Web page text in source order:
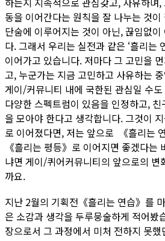
동을 이어간다는 원칙을 잘 나누는 것
단숨에 이루어지는 것이 아닌, 끊임없
다. 그래서 우리는 실전과 같은 ‘흘리는
이어가고 있습니다. 저마다 그 고민을
고, 누군가는 지금 고민하고 사유하는
게이/커뮤니티 내에 국한된 관심일 수
다양한 스펙트럼이 있음을 인정하고,
을 모아야 한다고 생각합니다. 그것이
로 이어졌다면, 저는 앞으로 《흘리는
《흘리는 평등》로 이어지면 좋겠다는
냐면 게이/퀴어커뮤니티의 앞으로의 변
까요.
지난 2월의 기획전《흘리는 연습》를
은 소감과 생각을 두루뭉술하게 적어봤
장으로서 그 과정에서 미처 전하지 못